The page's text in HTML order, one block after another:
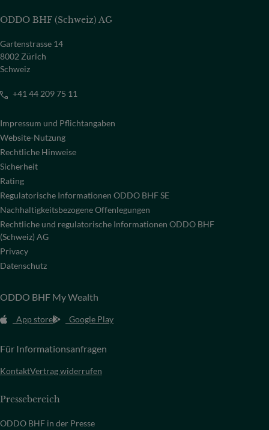
ODDO BHF (Schweiz) AG
Gartenstrasse 14
8002 Zürich
Schweiz
+41 44 209 75 11
Impressum und Pflichtangaben
Website-Nutzung
Rechtliche Hinweise
Sicherheit
Rating
Regulatorische Informationen ODDO BHF SE
Nachhaltigkeitsbezogene Offenlegungen
Rechtliche und regulatorische Informationen ODDO BHF
(Schweiz) AG
Privacy
Datenschutz
ODDO BHF My Wealth
App store Google Play
Für Informationsanfragen
KontaktVertrag widerrufen
Pressebereich
ODDO BHF in der Presse